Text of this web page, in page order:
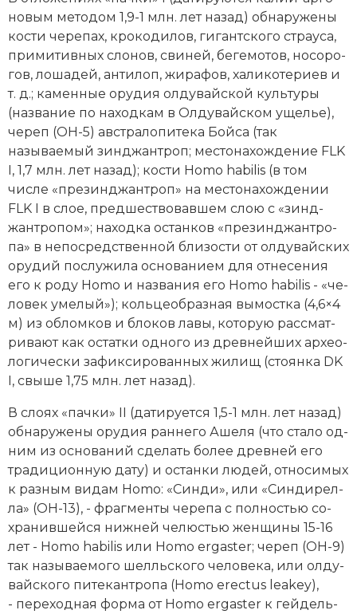
Новая история
Новейшая история
Образование
Общественные объединения и организации
Политическая история
Революции и народные движения
Религия и церковь
Северная Америка
Социально-экономическая история
СССР
Южная Америка
но­вым ме­то­дом 1,9-1 млн. лет на­зад) об­на­ру­же­ны
кос­ти че­ре­пах, кро­ко­ди­лов, ги­гант­ско­го страу­са,
при­ми­тив­ных сло­нов, сви­ней, бе­ге­мо­тов, но­со­ро­
гов, ло­ша­дей, ан­ти­лоп, жи­ра­фов, ха­ли­ко­те­ри­ев и
т. д.; ка­мен­ные ору­дия ол­ду­вай­ской куль­ту­ры
(название по на­ход­кам в Олдувайском ущелье),
че­реп (OH-5) ав­ст­ра­ло­пи­те­ка Бой­са (так
называемый зинд­жан­троп; ме­сто­на­хо­ж­де­ние FLK
I, 1,7 млн. лет на­зад); кос­ти Homo habilis (в том
числе «пре­зинд­жан­троп» на ме­сто­на­хо­ж­де­нии
FLK I в слое, пред­ше­ство­вав­шем слою с «зинд­
жан­тро­пом»; на­ход­ка ос­тан­ков «пре­зинд­жан­тро­
па» в не­по­средственной бли­зо­сти от ол­ду­вай­ских
ору­дий по­слу­жи­ла ос­но­ва­ни­ем для от­не­се­ния
его к ро­ду Homo и на­зва­ния его Homo habilis - «че­
ло­век уме­лый»); коль­це­об­раз­ная вы­мос­тка (4,6×4
м) из об­лом­ков и бло­ков ла­вы, ко­то­рую рас­смат­
ри­ва­ют как ос­тат­ки од­но­го из древ­ней­ших ар­хео­
ло­ги­че­ски за­фик­си­ро­ван­ных жи­лищ (сто­ян­ка DK
I, свыше 1,75 млн. лет на­зад).
В сло­ях «пач­ки» II (да­ти­ру­ет­ся 1,5-1 млн. лет на­зад)
об­на­ру­же­ны ору­дия ран­не­го Аше­ля (что ста­ло од­
ним из ос­но­ва­ний сде­лать бо­лее древ­ней его
тра­диционную да­ту) и ос­тан­ки лю­дей, от­но­си­мых
к раз­ным ви­дам Homo: «Син­ди», или «Син­ди­рел­
ла» (OH-13), - фраг­мен­ты че­ре­па с пол­но­стью со­
хра­нив­шей­ся ниж­ней че­лю­стью жен­щи­ны 15-16
лет - Homo habilis или Homo ergaster; че­реп (ОН-9)
так называемого шелль­ско­го че­ло­ве­ка, или ол­ду­
вай­ско­го пи­те­кан­тро­па (Homo erectus lea­key),
- пе­ре­ход­ная фор­ма от Homo er­gas­ter к гей­дель­